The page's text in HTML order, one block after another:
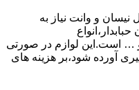
و وانت نیاز به
است.این لوازم در صورتی
آورده شود،بر هزینه های